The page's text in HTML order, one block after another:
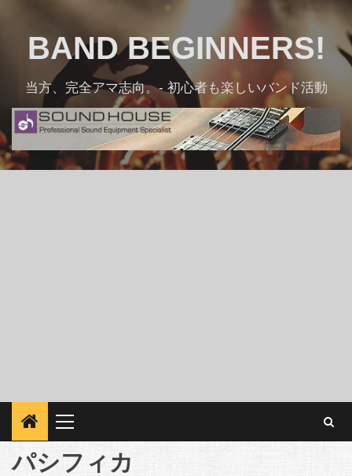
contentBAND BEGINNERS!
当方、完全アマ志向。- 初心者も楽しいバンド活動
Primary
Menu
パシフィカ